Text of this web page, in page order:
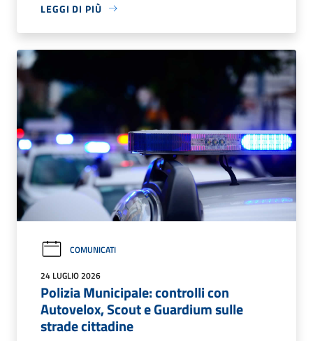
LEGGI DI PIÙ
COMUNICATI
24 LUGLIO 2026
Polizia Municipale: controlli con
Autovelox, Scout e Guardium sulle
strade cittadine